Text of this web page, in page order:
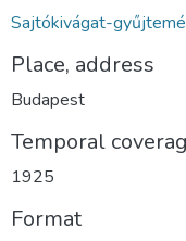
Sajtókivágat-
Place, address
Budapest
Temporal
1925
Format